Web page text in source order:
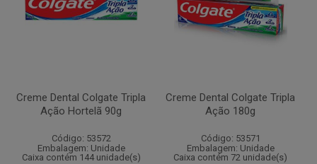
Creme Dental Colgate Tripla
Ação Hortelã 90g
Código: 53572
Embalagem: Unidade
Caixa contém 144 unidade(s)
Creme Dental Colgate Tripla
Ação 180g
Código: 53571
Embalagem: Unidade
Caixa contém 72 unidade(s)